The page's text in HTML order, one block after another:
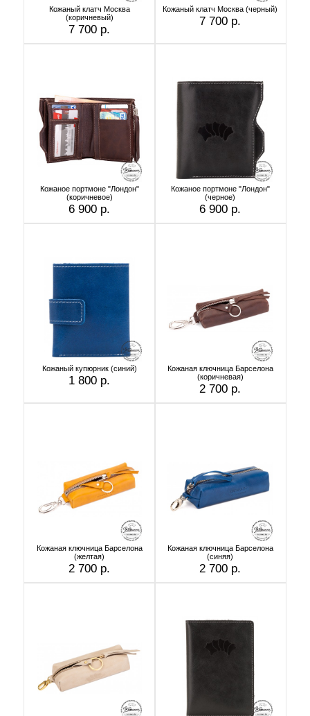
Кожаный клатч Москва
(коричневый)
7 700 р.
Кожаный клатч Москва (черный)
7 700 р.
Кожаное портмоне "Лондон"
(коричневое)
6 900 р.
Кожаное портмоне "Лондон"
(черное)
6 900 р.
Кожаный купюрник (синий)
1 800 р.
Кожаная ключница Барселона
(коричневая)
2 700 р.
Кожаная ключница Барселона
(желтая)
2 700 р.
Кожаная ключница Барселона
(синяя)
2 700 р.